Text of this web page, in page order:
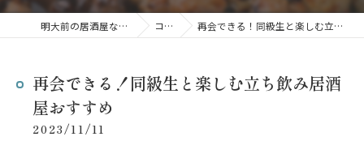
明大前の居酒屋なら立呑み 我海 コラム 再会できる！同級生と楽しむ立ち飲み居酒屋おすすめ
再会できる！同級生と楽しむ立ち飲み居酒
屋おすすめ
2023/11/11